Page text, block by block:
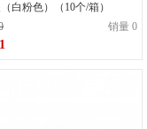
白粉色）（10个/箱）
销量 0